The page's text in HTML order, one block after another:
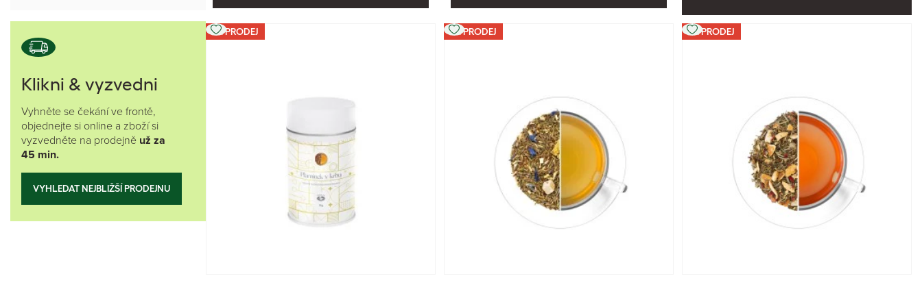
Klikni & vyzvedni
Vyhněte se čekání ve frontě,
objednejte si online a zboží si
vyzvedněte na prodejně už za
45 min.
VYHLEDAT NEJBLIŽŠÍ PRODEJNU
VÝPRODEJ VÝPRODEJ VÝPRODEJ